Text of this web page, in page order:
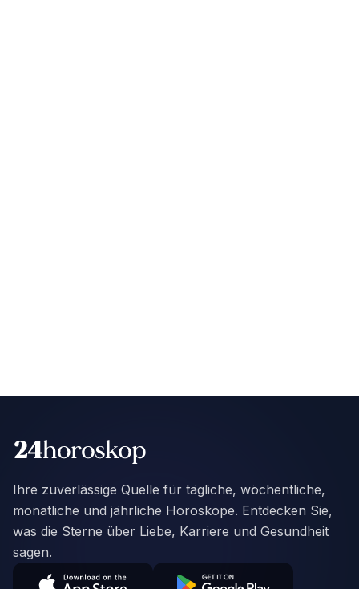
Ihre zuverlässige Quelle für tägliche, wöchentliche,
monatliche und jährliche Horoskope. Entdecken Sie,
was die Sterne über Liebe, Karriere und Gesundheit
sagen.